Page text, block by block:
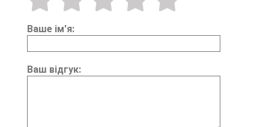
Ваше ім'я:
Ваш відгук: